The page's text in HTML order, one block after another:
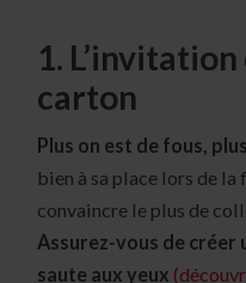
1.
carton
Plus on est de fous,
bien à sa place lors de
convaincre le plus de
Assurez-vous de créer
saute aux yeux